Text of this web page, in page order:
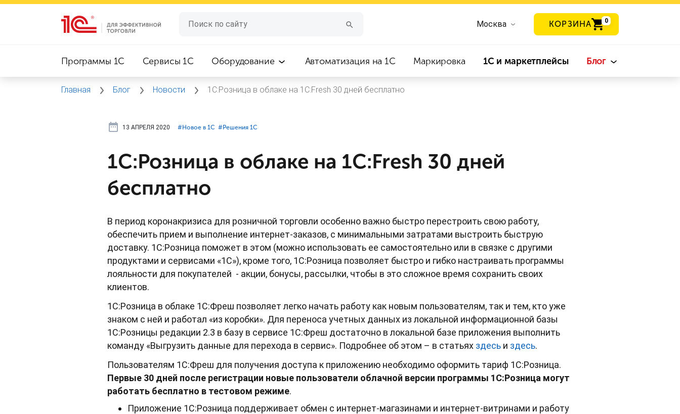
Москва КОРЗИНА 0
Программы 1C Сервисы 1C Оборудование Автоматизация на 1С Маркировка 1С и маркетплейсы Блог
Главная Блог Новости 1С:Розница в облаке на 1С:Fresh 30 дней бесплатно
13 АПРЕЛЯ 2020 #⁣Новое в 1С #⁣Решения 1С
1С:Розница в облаке на 1С:Fresh 30 дней
бесплатно
В период коронакризиса для розничной торговли особенно важно быстро перестроить свою работу,
обеспечить прием и выполнение интернет-заказов, с минимальными затратами выстроить быструю
доставку. 1С:Розница поможет в этом (можно использовать ее самостоятельно или в связке с другими
продуктами и сервисами «1С»), кроме того, 1С:Розница позволяет быстро и гибко настраивать программы
лояльности для покупателей - акции, бонусы, рассылки, чтобы в это сложное время сохранить своих
клиентов.
1С:Розница в облаке 1С:Фреш позволяет легко начать работу как новым пользователям, так и тем, кто уже
знаком с ней и работал «из коробки». Для переноса учетных данных из локальной информационной базы
1С:Розницы редакции 2.3 в базу в сервисе 1С:Фреш достаточно в локальной базе приложения выполнить
команду «Выгрузить данные для перехода в сервис». Подробнее об этом – в статьях здесь и здесь.
Пользователям 1С:Фреш для получения доступа к приложению необходимо оформить тариф 1C:Розница.
Первые 30 дней после регистрации новые пользователи облачной версии программы 1С:Розница могут
работать бесплатно в тестовом режиме.
Приложение 1С:Розница поддерживает обмен с интернет-магазинами и интернет-витринами и работу